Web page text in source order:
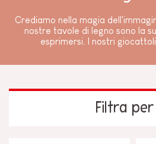
Crediamo nella magia
nostre tavole di legno sono la
esprimersi. I nostri
Filtra per